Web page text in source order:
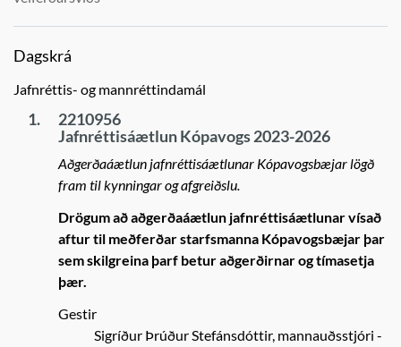
Dagskrá
Jafnréttis- og mannréttindamál
1.
2210956
Jafnréttisáætlun Kópavogs 2023-2026
Aðgerðaáætlun jafnréttisáætlunar Kópavogsbæjar lögð
fram til kynningar og afgreiðslu.
Drögum að aðgerðaáætlun jafnréttisáætlunar vísað
aftur til meðferðar starfsmanna Kópavogsbæjar þar
sem skilgreina þarf betur aðgerðirnar og tímasetja
þær.
Gestir
Sigríður Þrúður Stefánsdóttir, mannauðsstjóri -